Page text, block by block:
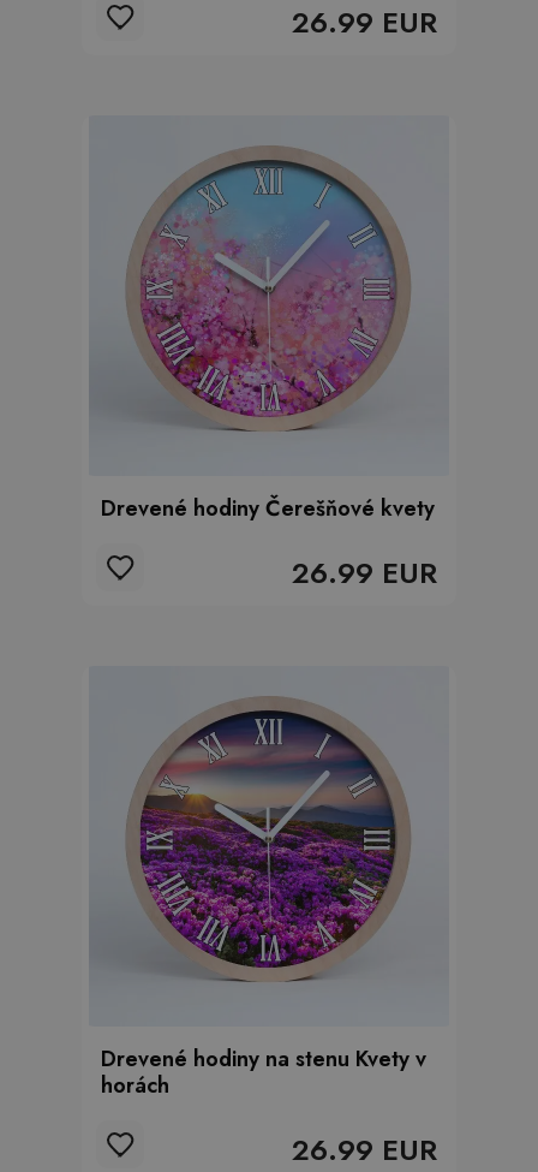
26.99 EUR
Drevené hodiny Čerešňové kvety
26.99 EUR
Drevené hodiny na stenu Kvety v
horách
26.99 EUR